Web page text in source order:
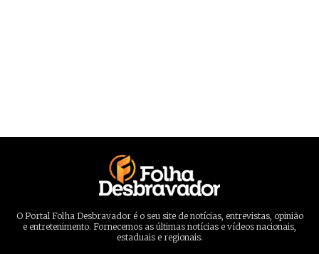
O Portal Folha Desbravador é o seu site de notícias, entrevistas, opinião
e entretenimento. Fornecemos as últimas notícias e vídeos nacionais,
estaduais e regionais.